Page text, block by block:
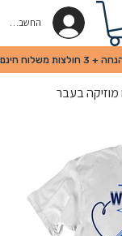
החשבון שלי
בעבר